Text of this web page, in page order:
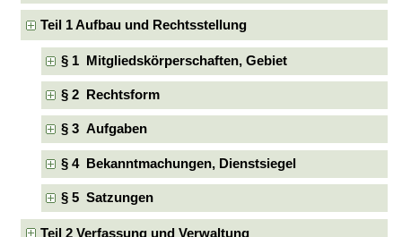
Teil 1 Aufbau und Rechtsstellung
§ 1 Mitgliedskörperschaften, Gebiet
§ 2 Rechtsform
§ 3 Aufgaben
§ 4 Bekanntmachungen, Dienstsiegel
§ 5 Satzungen
Teil 2 Verfassung und Verwaltung